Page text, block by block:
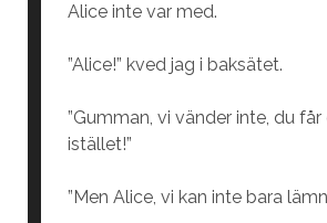
Alice inte var med.
”Alice!” kved jag i baksätet.
”Gumman, vi vänder inte, du
istället!”
”Men Alice, vi kan inte bara